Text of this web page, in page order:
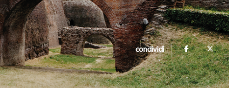
condividi